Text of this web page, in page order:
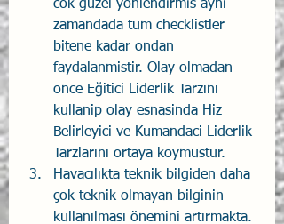
cok guzel yonlendirmis ayni
zamandada tum checklistler
bitene kadar ondan
faydalanmistir. Olay olmadan
once Eğitici Liderlik Tarzını
kullanip olay esnasinda Hiz
Belirleyici ve Kumandaci Liderlik
Tarzlarını ortaya koymustur.
Havacılıkta teknik bilgiden daha
çok teknik olmayan bilginin
kullanılması önemini artırmakta.